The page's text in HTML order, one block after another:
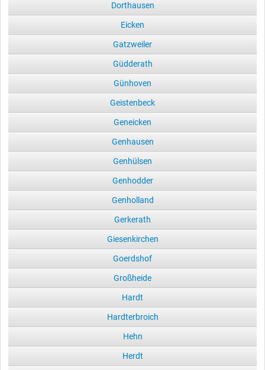
Dorthausen
Eicken
Gatzweiler
Güdderath
Günhoven
Geistenbeck
Geneicken
Genhausen
Genhülsen
Genhodder
Genholland
Gerkerath
Giesenkirchen
Goerdshof
Großheide
Hardt
Hardterbroich
Hehn
Herdt